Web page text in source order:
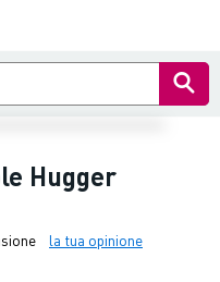
Hugger
la tua opinione